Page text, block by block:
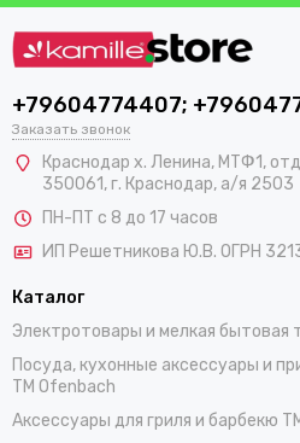
+79604774407;
Заказать звонок
Краснодар х. Ленина, МТФ1,
350061, г. Краснодар, а/я 2503
ПН-ПТ с 8 до 17 часов
ИП Решетникова Ю.В. ОГРН
Каталог
Электротовары и мелкая бытовая
Посуда, кухонные аксессуары и
TM Ofenbach
Аксессуары для гриля и барбекю